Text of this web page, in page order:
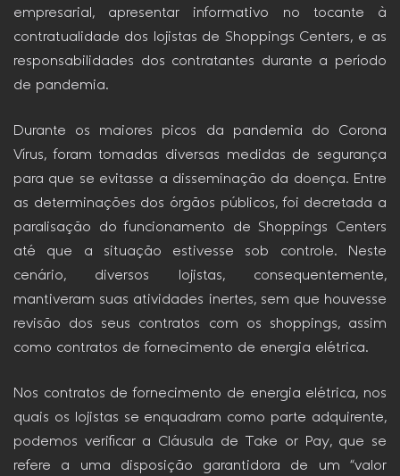
empresarial, apresentar informativo no tocante à
contratualidade dos lojistas de Shoppings Centers, e as
responsabilidades dos contratantes durante a período
de pandemia.
Durante os maiores picos da pandemia do Corona
Vírus, foram tomadas diversas medidas de segurança
para que se evitasse a disseminação da doença. Entre
as determinações dos órgãos públicos, foi decretada a
paralisação do funcionamento de Shoppings Centers
até que a situação estivesse sob controle. Neste
cenário, diversos lojistas, consequentemente,
mantiveram suas atividades inertes, sem que houvesse
revisão dos seus contratos com os shoppings, assim
como contratos de fornecimento de energia elétrica.
Nos contratos de fornecimento de energia elétrica, nos
quais os lojistas se enquadram como parte adquirente,
podemos verificar a Cláusula de Take or Pay, que se
refere a uma disposição garantidora de um “valor